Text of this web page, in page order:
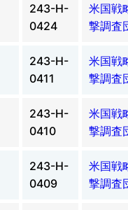
243-H-
0424
米国戦
撃調査
243-H-
0411
米国戦
撃調査
243-H-
0410
米国戦
撃調査
243-H-
0409
米国戦
撃調査